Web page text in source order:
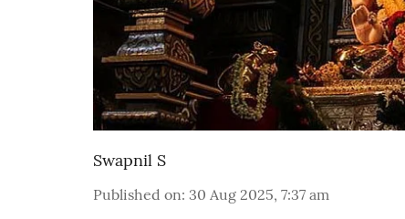
Swapnil S
Published on: 30 Aug 2025, 7:37 am